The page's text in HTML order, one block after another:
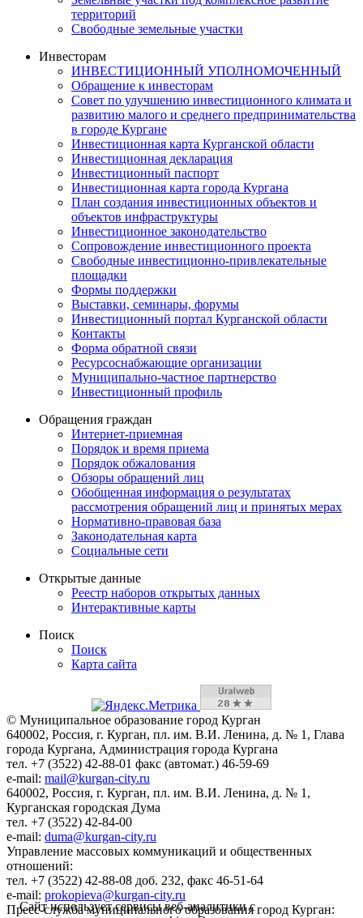
территорий
Свободные земельные участки
Инвесторам
ИНВЕСТИЦИОННЫЙ УПОЛНОМОЧЕННЫЙ
Обращение к инвесторам
Совет по улучшению инвестиционного климата и
развитию малого и среднего предпринимательства
в городе Кургане
Инвестиционная карта Курганской области
Инвестиционная декларация
Инвестиционный паспорт
Инвестиционная карта города Кургана
План создания инвестиционных объектов и
объектов инфраструктуры
Инвестиционное законодательство
Сопровождение инвестиционного проекта
Свободные инвестиционно-привлекательные
площадки
Формы поддержки
Выставки, семинары, форумы
Инвестиционный портал Курганской области
Контакты
Форма обратной связи
Ресурсоснабжающие организации
Муниципально-частное партнерство
Инвестиционный профиль
Обращения граждан
Интернет-приемная
Порядок и время приема
Порядок обжалования
Обзоры обращений лиц
Обобщенная информация о результатах
рассмотрения обращений лиц и принятых мерах
Нормативно-правовая база
Законодательная карта
Социальные сети
Открытые данные
Реестр наборов открытых данных
Интерактивные карты
Поиск
Поиск
Карта сайта
© Муниципальное образование город Курган
640002, Россия, г. Курган, пл. им. В.И. Ленина, д. № 1, Глава
города Кургана, Администрация города Кургана
тел. +7 (3522) 42-88-01 факс (автомат.) 46-59-69
e-mail: mail@kurgan-city.ru
640002, Россия, г. Курган, пл. им. В.И. Ленина, д. № 1,
Курганская городская Дума
тел. +7 (3522) 42-84-00
e-mail: duma@kurgan-city.ru
Управление массовых коммуникаций и общественных
отношений:
тел. +7 (3522) 42-88-08 доб. 232, факс 46-51-64
e-mail: prokopieva@kurgan-city.ru
Пресс-служба муниципального образования город Курган:
Сайт использует сервисы веб-аналитики с